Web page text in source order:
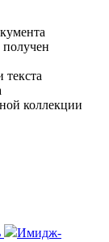
получен
коллекции
Имидж-